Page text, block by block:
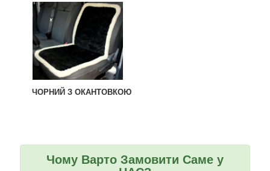
ЧОРНИЙ З ОКАНТОВКОЮ
Чому Варто Замовити Саме у